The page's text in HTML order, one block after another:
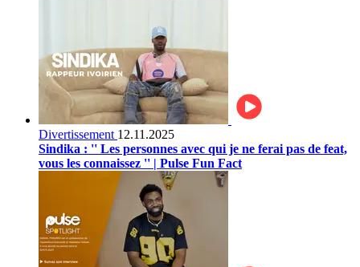
Divertissement 12.11.2025
Sindika : '' Les personnes avec qui je ne ferai pas de feat,
vous les connaissez '' | Pulse Fun Fact